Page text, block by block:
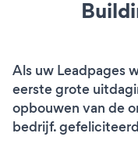
Als uw Leadpages
eerste grote
opbouwen van de
bedrijf.